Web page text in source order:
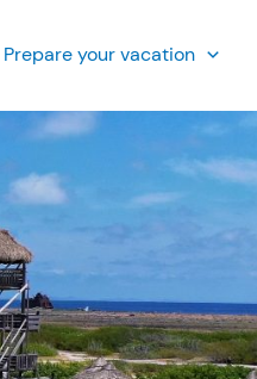
Prepare your vacation